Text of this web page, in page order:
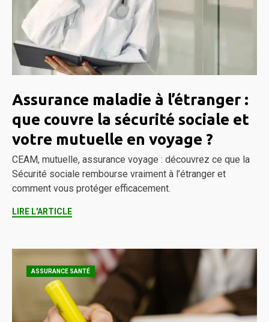
Assurance maladie à l’étranger :
que couvre la sécurité sociale et
votre mutuelle en voyage ?
CEAM, mutuelle, assurance voyage : découvrez ce que la
Sécurité sociale rembourse vraiment à l’étranger et
comment vous protéger efficacement.
LIRE L'ARTICLE
ASSURANCE SANTÉ